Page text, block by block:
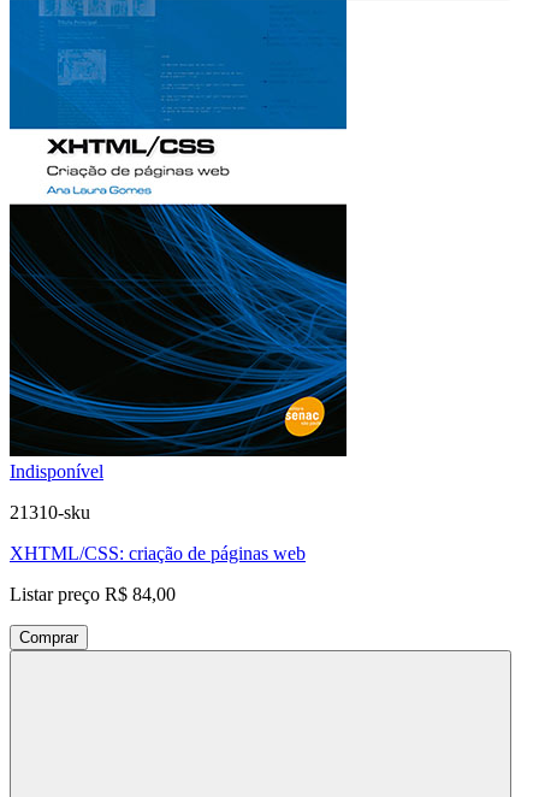
Indisponível
21310-sku
XHTML/CSS: criação de páginas web
Listar preço R$ 84,00
Comprar